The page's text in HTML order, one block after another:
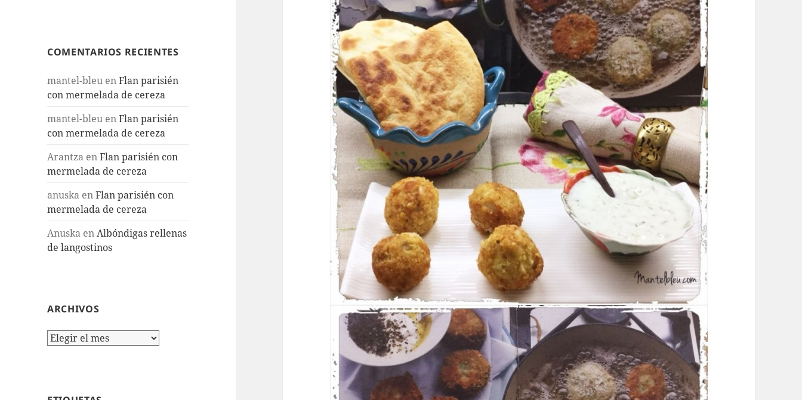
COMENTARIOS RECIENTES
mantel-bleu enFlan parisién
con mermelada de cereza
mantel-bleu enFlan parisién
con mermelada de cereza
Arantza enFlan parisién con
mermelada de cereza
anuska enFlan parisién con
mermelada de cereza
Anuska enAlbóndigas rellenas
de langostinos
ARCHIVOS
Archivos